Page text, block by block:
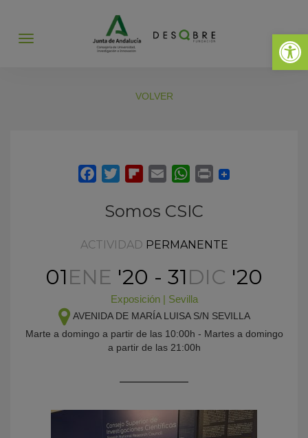
Abrir
Abrir
VOLVER
Somos CSIC
ACTIVIDAD PERMANENTE
01ENE '20 - 31DIC '20
Exposición| Sevilla
AVENIDA DE MARÍA LUISA S/N SEVILLA
Marte a domingo a partir de las 10:00h - Martes a domingo
a partir de las 21:00h